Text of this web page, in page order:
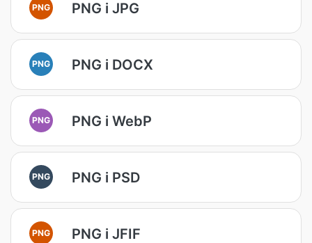
PNG PNG i JPG
PNG PNG i DOCX
PNG PNG i WebP
PNG PNG i PSD
PNG PNG i JFIF